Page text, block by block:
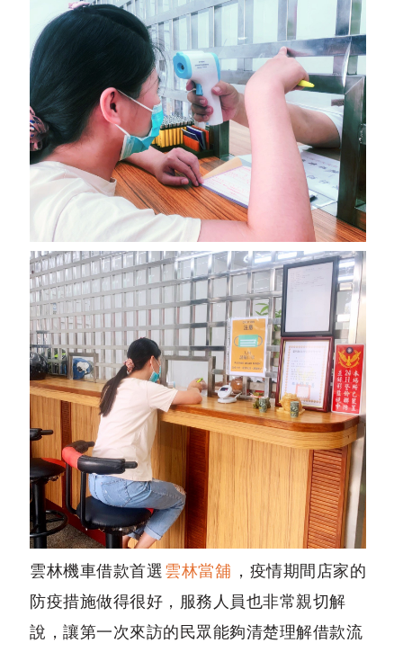
雲林機車借款首選 雲林當舖 ，疫情期間店家的
防疫措施做得很好，服務人員也非常親切解
說，讓第一次來訪的民眾能夠清楚理解借款流